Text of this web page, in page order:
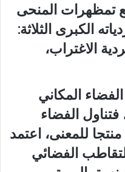
تمظهرات المنحى
الكبرى الثلاثة:
الاغتراب،
المكاني
الفضاء
للمعنى، اعتمد
الفضائي